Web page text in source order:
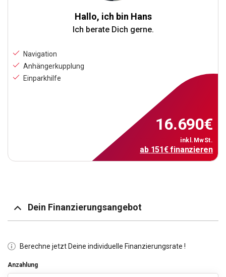
Hallo, ich bin Hans
Ich berate Dich gerne.
Navigation
Anhängerkupplung
Einparkhilfe
16.690€
inkl.MwSt.
ab 151€finanzieren
Dein Finanzierungsangebot
Berechne jetzt Deine individuelle Finanzierungsrate !
Anzahlung